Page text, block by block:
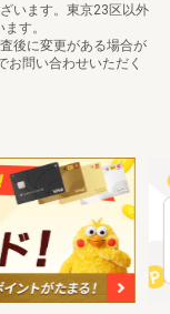
います。東京23区以外
す。
後に変更がある場合が
お問い合わせいただく